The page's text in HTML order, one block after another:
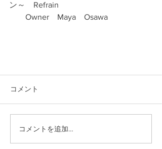
ン～　Refrain
Owner　Maya　Osawa
コメント
コメントを追加…